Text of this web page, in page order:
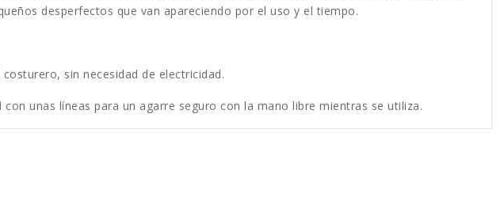
desperfectos que van apareciendo por el uso y el tiempo.
sin necesidad de electricidad.
unas líneas para un agarre seguro con la mano libre mientras se utiliza.